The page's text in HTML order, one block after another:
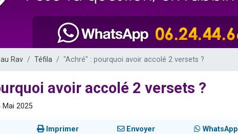
12 nouvelles musiques dans Torah-Box Music
29 personnes viennent de demander une bénédiction
Rav Téfila "Achré" : pourquoi avoir accolé 2 versets ?
avoir accolé 2 versets ?
Mai 2025
Imprimer Envoyer WhatsApp